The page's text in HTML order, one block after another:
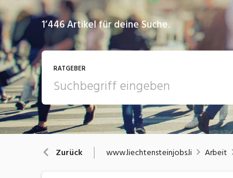
1’446Artikel für deine Suche.
RATGEBER
Arbeit
Zurück www.liechtensteinjobs.li Arbeit